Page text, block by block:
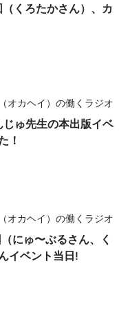
くろたかさん）、カ
オカヘイ）の働くラジオ
ゅ先生の本出版イベ
！
オカヘイ）の働くラジオ
にゅ〜ぶるさん、く
イベント当日!